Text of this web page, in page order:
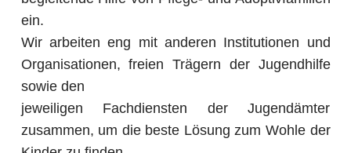
ein.
Wir arbeiten eng mit anderen Institutionen und
Organisationen, freien Trägern der Jugendhilfe
sowie den
jeweiligen Fachdiensten der Jugendämter
zusammen, um die beste Lösung zum Wohle der